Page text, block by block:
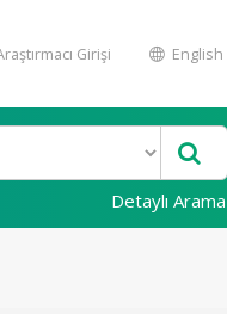
Girişi English
Detaylı Arama